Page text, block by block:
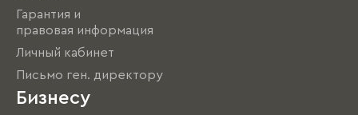
Гарантия и
правовая информация
Личный кабинет
Письмо ген. директору
Бизнесу